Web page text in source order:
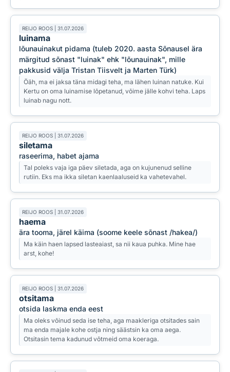
REIJO ROOS | 31.07.2026
luinama
lõunauinakut pidama (tuleb 2020. aasta Sõnausel ära
märgitud sõnast "luinak" ehk "lõunauinak", mille
pakkusid välja Tristan Tiisvelt ja Marten Türk)
Öäh, ma ei jaksa täna midagi teha, ma lähen luinan natuke. Kui
Kertu on oma luinamise lõpetanud, võime jälle kohvi teha. Laps
luinab nagu nott.
REIJO ROOS | 31.07.2026
siletama
raseerima, habet ajama
Tal poleks vaja iga päev siletada, aga on kujunenud selline
rutiin. Eks ma ikka siletan kaenlaaluseid ka vahetevahel.
REIJO ROOS | 31.07.2026
haema
ära tooma, järel käima (soome keele sõnast /hakea/)
Ma käin haen lapsed lasteaiast, sa nii kaua puhka. Mine hae
arst, kohe!
REIJO ROOS | 31.07.2026
otsitama
otsida laskma enda eest
Ma oleks võinud seda ise teha, aga maakleriga otsitades sain
ma enda majale kohe ostja ning säästsin ka oma aega.
Otsitasin tema kadunud võtmeid oma koeraga.